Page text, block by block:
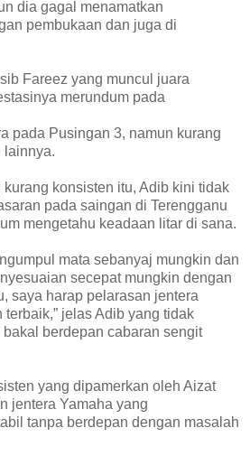
dia gagal menamatkan
pembukaan dan juga di
Fareez yang muncul juara
merundum pada
pada Pusingan 3, namun kurang
lainnya.
kurang konsisten itu, Adib kini tidak
pada saingan di Terengganu
mengetahu keadaan litar di sana.
mata sebanyaj mungkin dan
secepat mungkin dengan
saya harap pelarasan jentera
jelas Adib yang tidak
berdepan cabaran sengit
yang dipamerkan oleh Aizat
jentera Yamaha yang
tanpa berdepan dengan masalah